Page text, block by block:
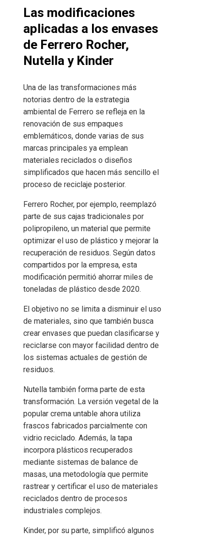
Las modificaciones
aplicadas a los envases
de Ferrero Rocher,
Nutella y Kinder
Una de las transformaciones más
notorias dentro de la estrategia
ambiental de Ferrero se refleja en la
renovación de sus empaques
emblemáticos, donde varias de sus
marcas principales ya emplean
materiales reciclados o diseños
simplificados que hacen más sencillo el
proceso de reciclaje posterior.
Ferrero Rocher, por ejemplo, reemplazó
parte de sus cajas tradicionales por
polipropileno, un material que permite
optimizar el uso de plástico y mejorar la
recuperación de residuos. Según datos
compartidos por la empresa, esta
modificación permitió ahorrar miles de
toneladas de plástico desde 2020.
El objetivo no se limita a disminuir el uso
de materiales, sino que también busca
crear envases que puedan clasificarse y
reciclarse con mayor facilidad dentro de
los sistemas actuales de gestión de
residuos.
Nutella también forma parte de esta
transformación. La versión vegetal de la
popular crema untable ahora utiliza
frascos fabricados parcialmente con
vidrio reciclado. Además, la tapa
incorpora plásticos recuperados
mediante sistemas de balance de
masas, una metodología que permite
rastrear y certificar el uso de materiales
reciclados dentro de procesos
industriales complejos.
Kinder, por su parte, simplificó algunos